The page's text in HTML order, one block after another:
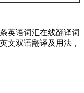
英语词汇在线翻译词
文双语翻译及用法，